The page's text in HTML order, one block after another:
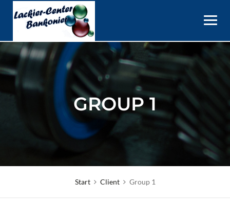
content
GROUP 1
Start Client Group 1